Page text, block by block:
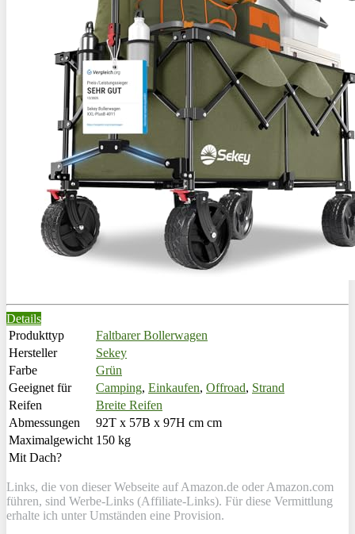
Details
Produkttyp
Faltbarer Bollerwagen
Hersteller
Sekey
Farbe
Grün
Geeignet für
Camping, Einkaufen, Offroad, Strand
Reifen
Breite Reifen
Abmessungen
92T x 57B x 97H cm cm
Maximalgewicht 150 kg
Mit Dach?
Links, die von dieser Webseite auf Amazon.de oder Amazon.com
führen, sind Werbe-Links (Affiliate-Links). Für diese Vermittlung
erhalte ich unter Umständen eine Provision.